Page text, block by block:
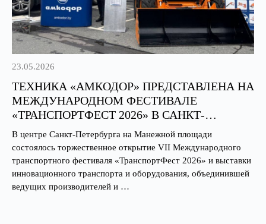
23.05.2026
ТЕХНИКА «АМКОДОР» ПРЕДСТАВЛЕНА НА
МЕЖДУНАРОДНОМ ФЕСТИВАЛЕ
«ТРАНСПОРТФЕСТ 2026» В САНКТ-
ПЕТЕРБУРГЕ
В центре Санкт-Петербурга на Манежной площади
состоялось торжественное открытие VII Международного
транспортного фестиваля «ТранспортФест 2026» и выставки
инновационного транспорта и оборудования, объединившей
ведущих производителей и …